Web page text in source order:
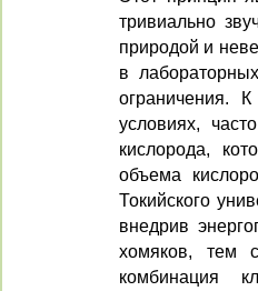
тривиально
природой и
в
ограничения.
условиях,
кислорода,
объема
Токийского
внедрив
хомяков, тем
комбинация